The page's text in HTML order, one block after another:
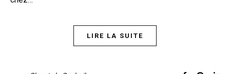
LIRE LA SUITE